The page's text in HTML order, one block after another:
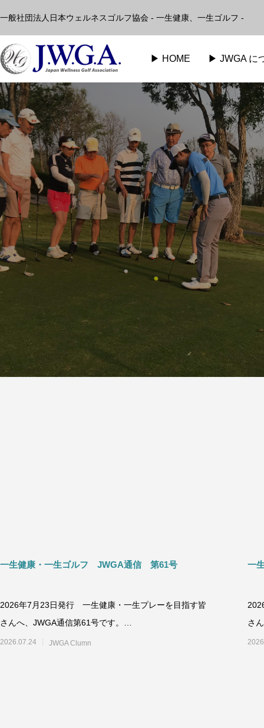
一般社団法人日本ウェルネスゴルフ協会 - 一生健康、一生ゴルフ -
▶︎ HOME ▶︎ JWGA に
一生健康・一生ゴルフ JWGA通信 第61号
2026年7月23日発行 一生健康・一生プレーを目指す皆
さんへ、JWGA通信第61号です。
++++++++++++++++++++
2026.07.24 JWGA Clumn
一
さ